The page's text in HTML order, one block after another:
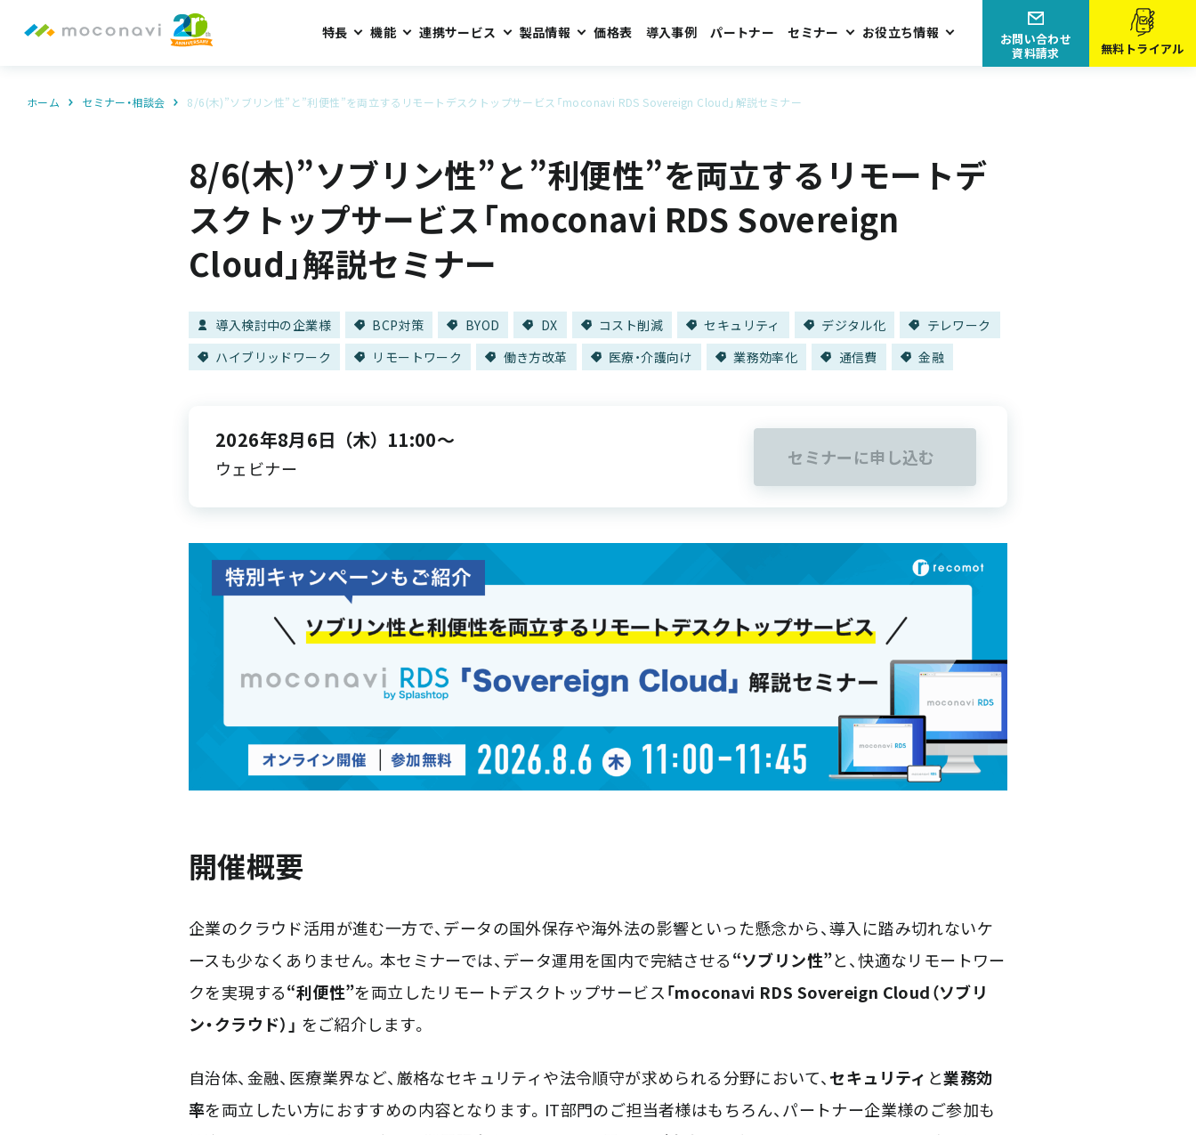
特長 機能 連携サービス 製品情報 価格表 導入事例 パートナー セミナー お役立ち情報
無料トライアル
お問い合わせ
資料請求
ホーム セミナー・相談会 8/6(木)”ソブリン性”と”利便性”を両立するリモートデスクトップサービス「moconavi RDS Sovereign Cloud」解説セミナー
8/6(木)”ソブリン性”と”利便性”を両立するリモートデ
スクトップサービス「moconavi RDS Sovereign
Cloud」解説セミナー
導入検討中の企業様 BCP対策 BYOD DX コスト削減 セキュリティ デジタル化
テレワーク
ハイブリッドワーク
リモートワーク 働き方改革 医療・介護向け 業務効率化 通信費 金融
2026年8月6日 （木） 11:00～
ウェビナー
セミナーに申し込む
開催概要
企業のクラウド活用が進む一方で、データの国外保存や海外法の影響といった懸念から、導入に踏み切れないケ
ースも少なくありません。 本セミナーでは、データ運用を国内で完結させる“ソブリン性”と、快適なリモートワー
クを実現する“利便性”を両立したリモートデスクトップサービス「moconavi RDS Sovereign Cloud（ソブリ
ン・クラウド）」 をご紹介します。
自治体、金融、医療業界など、厳格なセキュリティや法令順守が求められる分野において、 セキュリティ と業務効
率を両立したい方におすすめの内容となります。IT部門のご担当者様はもちろん、パートナー企業様のご参加も